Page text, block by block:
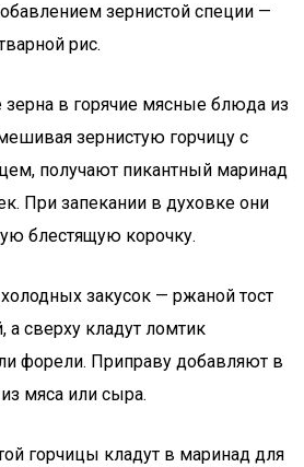
зернистой специи —
рис.
в горячие мясные блюда из
зернистую горчицу с
получают пикантный маринад
При запекании в духовке они
блестящую корочку.
закусок — ржаной тост
сверху кладут ломтик
форели. Приправу добавляют в
мяса или сыра.
горчицы кладут в маринад для